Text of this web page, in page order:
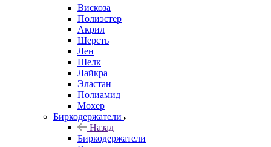
Вискоза
Полиэстер
Акрил
Шерсть
Лен
Шелк
Лайкра
Эластан
Полиамид
Мохер
Биркодержатели
Назад
Биркодержатели